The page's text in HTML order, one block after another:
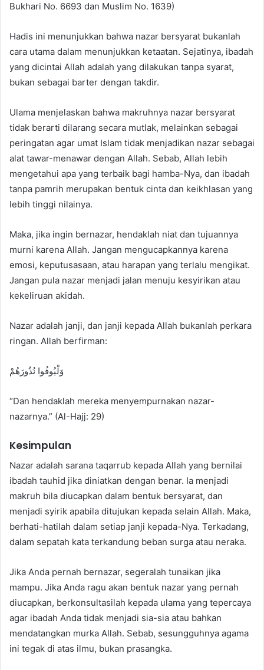
Bukhari No. 6693 dan Muslim No. 1639)
Hadis ini menunjukkan bahwa nazar bersyarat bukanlah
cara utama dalam menunjukkan ketaatan. Sejatinya, ibadah
yang dicintai Allah adalah yang dilakukan tanpa syarat,
bukan sebagai barter dengan takdir.
Ulama menjelaskan bahwa makruhnya nazar bersyarat
tidak berarti dilarang secara mutlak, melainkan sebagai
peringatan agar umat Islam tidak menjadikan nazar sebagai
alat tawar-menawar dengan Allah. Sebab, Allah lebih
mengetahui apa yang terbaik bagi hamba-Nya, dan ibadah
tanpa pamrih merupakan bentuk cinta dan keikhlasan yang
lebih tinggi nilainya.
Maka, jika ingin bernazar, hendaklah niat dan tujuannya
murni karena Allah. Jangan mengucapkannya karena
emosi, keputusasaan, atau harapan yang terlalu mengikat.
Jangan pula nazar menjadi jalan menuju kesyirikan atau
kekeliruan akidah.
Nazar adalah janji, dan janji kepada Allah bukanlah perkara
ringan. Allah berfirman:
وَلْيُوفُوا نُذُورَهُمْ
“Dan hendaklah mereka menyempurnakan nazar-
nazarnya.” (Al-Hajj: 29)
Kesimpulan
Nazar adalah sarana taqarrub kepada Allah yang bernilai
ibadah tauhid jika diniatkan dengan benar. Ia menjadi
makruh bila diucapkan dalam bentuk bersyarat, dan
menjadi syirik apabila ditujukan kepada selain Allah. Maka,
berhati-hatilah dalam setiap janji kepada-Nya. Terkadang,
dalam sepatah kata terkandung beban surga atau neraka.
Jika Anda pernah bernazar, segeralah tunaikan jika
mampu. Jika Anda ragu akan bentuk nazar yang pernah
diucapkan, berkonsultasilah kepada ulama yang tepercaya
agar ibadah Anda tidak menjadi sia-sia atau bahkan
mendatangkan murka Allah. Sebab, sesungguhnya agama
ini tegak di atas ilmu, bukan prasangka.